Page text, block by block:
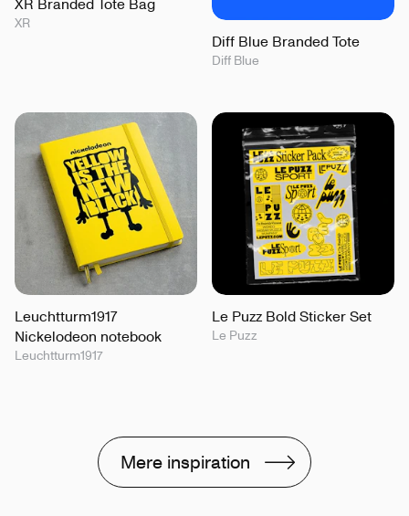
XR Branded Tote Bag
XR
Diff Blue Branded Tote
Diff Blue
Leuchtturm1917
Nickelodeon notebook
Leuchtturm1917
Le Puzz Bold Sticker Set
Le Puzz
Mere inspiration